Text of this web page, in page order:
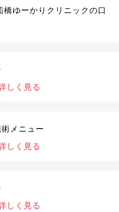
ゆーかりクリニックの口
しく見る
メニュー
しく見る
しく見る